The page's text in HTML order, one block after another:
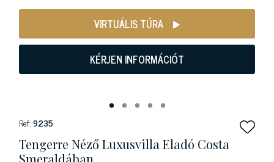
VIRTUÁLIS TÚRA
KÉRJEN INFORMÁCIÓT
Ref:9235
Tengerre Néző Luxusvilla Eladó Costa
Smeraldában